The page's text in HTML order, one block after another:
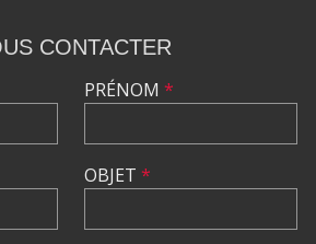
CONTACTER
PRÉNOM *
OBJET *